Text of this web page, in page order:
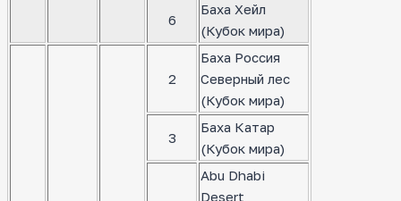
6
Баха Хейл
(Кубок мира)
2
Баха Россия
Северный лес
(Кубок мира)
3
Баха Катар
(Кубок мира)
Abu Dhabi
Desert